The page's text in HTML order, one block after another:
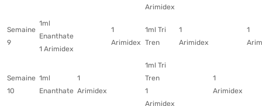
Arimidex
Semaine
9
1ml
Enanthate
1 Arimidex
1
Arimidex
1ml Tri
Tren
1
Arimidex
1
Semaine
10
1ml
Enanthate
1
Arimidex
1ml Tri
Tren
1
Arimidex
1
Arimidex